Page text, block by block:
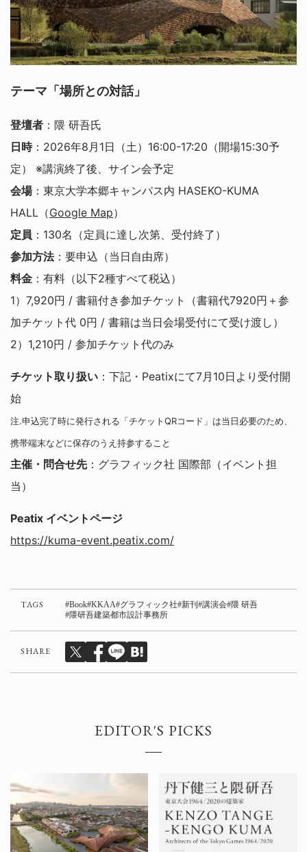
テーマ「場所との対話」
登壇者 ：隈 研吾氏
日時：2026年8月1日（土）16:00-17:20（開場15:30予
定） ※講演終了後、サイン会予定
会場：東京大学本郷キャンパス内 HASEKO-KUMA
HALL（Google Map）
定員 ：130名（定員に達し次第、受付終了）
参加方法：要申込（当日自由席）
料金 ：有料（以下2種すべて税込）
1）7,920円 / 書籍付き参加チケット（書籍代7920円＋参
加チケット代 0円 / 書籍は当日会場受付にて受け渡し）
2）1,210円 / 参加チケット代のみ
チケット取り扱い ：下記・Peatixにて7月10日より受付開
始
注.申込完了時に発行される「チケットQRコード」は当日必要のため、
携帯端末などに保存のうえ持参すること
主催・問合せ先：グラフィック社 国際部（イベント担
当）
Peatix イベントページ
https://kuma-event.peatix.com/
TAGS Book KKAA グラフィック社 新刊 講演会 隈 研吾
隈研吾建築都市設計事務所
SHARE
EDITOR'S PICKS